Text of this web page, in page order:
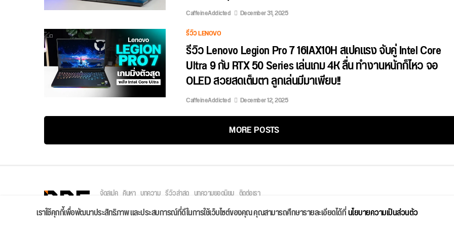
CaffeineAddicted
December 31, 2025
รีวิว LENOVO
รีวิว Lenovo Legion Pro 7 16IAX10H สเปคแรง จับคู่ Intel Core
Ultra 9 กับ RTX 50 Series เล่นเกม 4K ลื่น ทำงานหนักก็ไหว จอ
OLED สวยสดเต็มตา ลูกเล่นมีมาเพียบ!!
CaffeineAddicted December 12, 2025
MORE POSTS
จัดสเปค ค้นหา บทความ รีวิวล่าสุด บทความยอดนิยม ติดต่อเรา
Copyright © 2026
เราใช้คุกกี้เพื่อพัฒนาประสิทธิภาพ และประสบการณ์ที่ดีในการใช้เว็บไซต์ของคุณ คุณสามารถศึกษารายละเอียดได้ที่นโยบายความเป็นส่วนตัว